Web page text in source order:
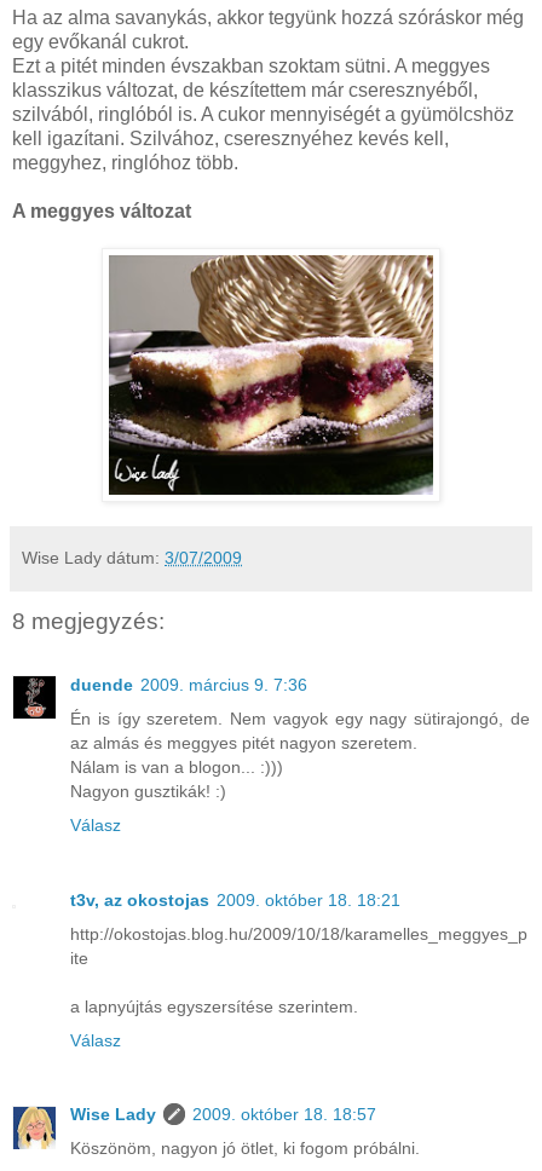
Ha az alma savanykás, akkor tegyünk hozzá szóráskor még
egy evőkanál cukrot.
Ezt a pitét minden évszakban szoktam sütni. A meggyes
klasszikus változat, de készítettem már cseresznyéből,
szilvából, ringlóból is. A cukor mennyiségét a gyümölcshöz
kell igazítani. Szilvához, cseresznyéhez kevés kell,
meggyhez, ringlóhoz több.
A meggyes változat
Wise Lady dátum: 3/07/2009
8 megjegyzés:
duende 2009. március 9. 7:36
Én is így szeretem. Nem vagyok egy nagy sütirajongó, de
az almás és meggyes pitét nagyon szeretem.
Nálam is van a blogon... :)))
Nagyon gusztikák! :)
Válasz
t3v, az okostojas 2009. október 18. 18:21
http://okostojas.blog.hu/2009/10/18/karamelles_meggyes_p
ite
a lapnyújtás egyszersítése szerintem.
Válasz
Wise Lady
2009. október 18. 18:57
Köszönöm, nagyon jó ötlet, ki fogom próbálni.